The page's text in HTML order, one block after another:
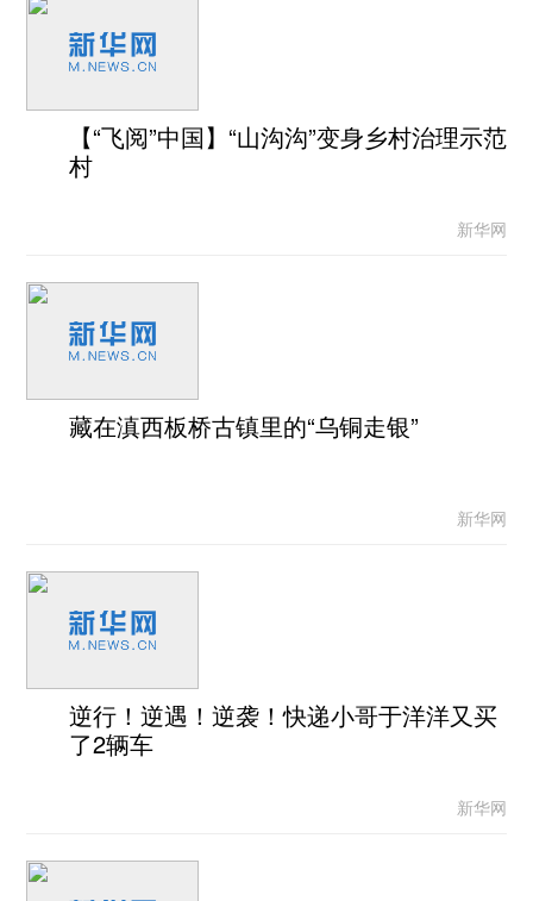
【“飞阅”中国】“山沟沟”变身乡村治理示范
村
新华网
藏在滇西板桥古镇里的“乌铜走银”
新华网
逆行！逆遇！逆袭！快递小哥于洋洋又买
了2辆车
新华网